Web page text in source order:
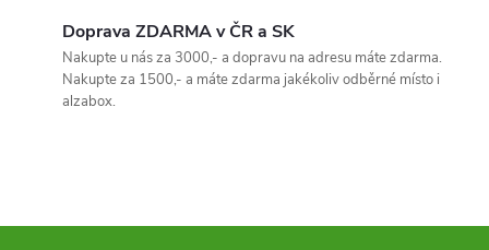
Doprava ZDARMA v ČR a SK
Nakupte u nás za 3000,- a dopravu na adresu máte zdarma.
Nakupte za 1500,- a máte zdarma jakékoliv odběrné místo i
alzabox.